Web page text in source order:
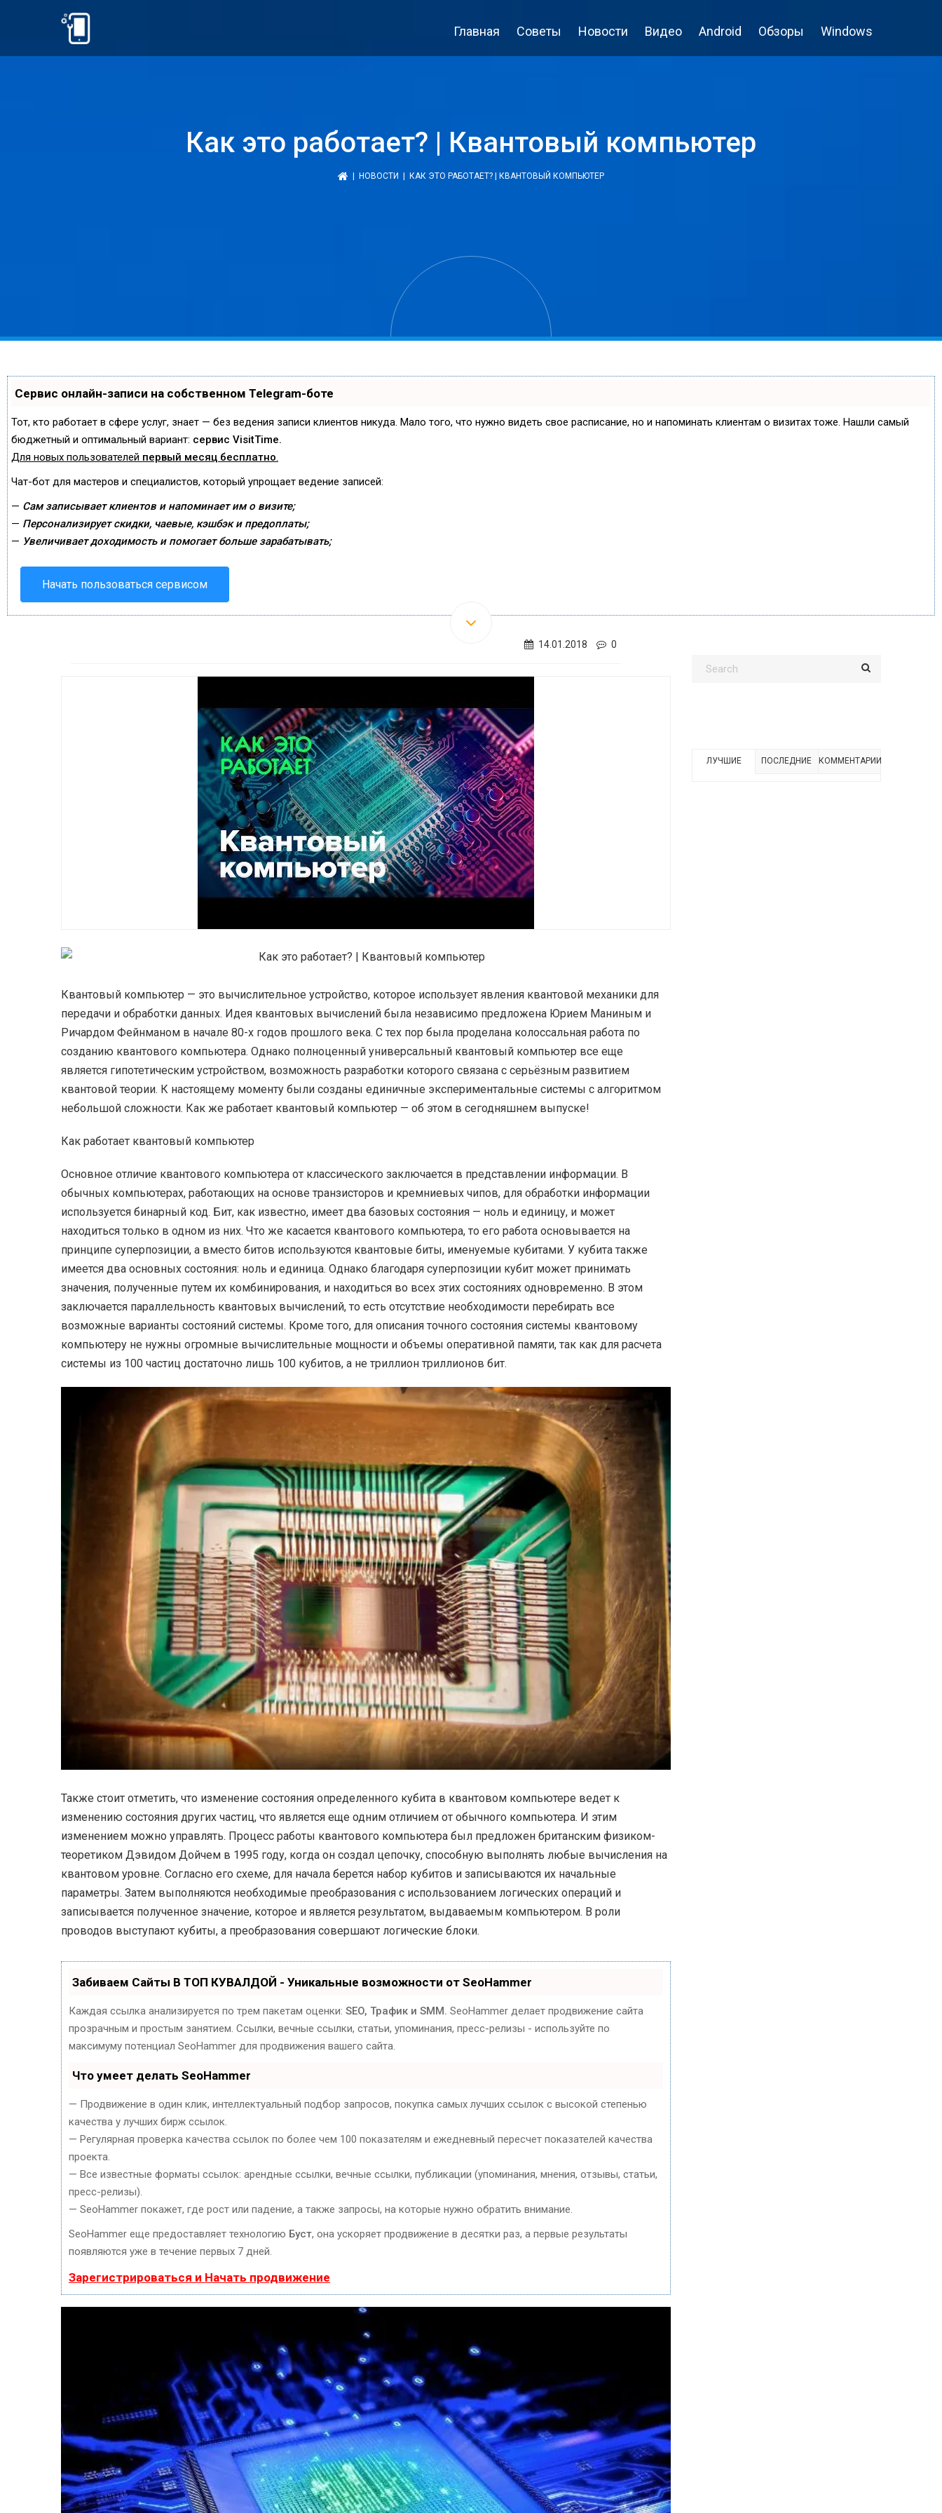
Главная Советы Новости Видео Android Обзоры Windows
Как это работает? | Квантовый компьютер
НОВОСТИ | КАК ЭТО РАБОТАЕТ? | КВАНТОВЫЙ КОМПЬЮТЕР
Сервис онлайн-записи на собственном Telegram-боте
Тот, кто работает в сфере услуг, знает — без ведения записи клиентов никуда. Мало того, что нужно видеть свое расписание, но и напоминать клиентам о визитах тоже. Нашли самый
бюджетный и оптимальный вариант: сервис VisitTime.
Для новых пользователей первый месяц бесплатно.
Чат-бот для мастеров и специалистов, который упрощает ведение записей:
— Сам записывает клиентов и напоминает им о визите;
— Персонализирует скидки, чаевые, кэшбэк и предоплаты;
— Увеличивает доходимость и помогает больше зарабатывать;
Начать пользоваться сервисом
14.01.2018 0
Квантовый компьютер — это вычислительное устройство, которое использует явления квантовой механики для
передачи и обработки данных. Идея квантовых вычислений была независимо предложена Юрием Маниным и
Ричардом Фейнманом в начале 80-х годов прошлого века. С тех пор была проделана колоссальная работа по
созданию квантового компьютера. Однако полноценный универсальный квантовый компьютер все еще
является гипотетическим устройством, возможность разработки которого связана с серьёзным развитием
квантовой теории. К настоящему моменту были созданы единичные экспериментальные системы с алгоритмом
небольшой сложности. Как же работает квантовый компьютер — об этом в сегодняшнем выпуске!
Как работает квантовый компьютер
Основное отличие квантового компьютера от классического заключается в представлении информации. В
обычных компьютерах, работающих на основе транзисторов и кремниевых чипов, для обработки информации
используется бинарный код. Бит, как известно, имеет два базовых состояния — ноль и единицу, и может
находиться только в одном из них. Что же касается квантового компьютера, то его работа основывается на
принципе суперпозиции, а вместо битов используются квантовые биты, именуемые кубитами. У кубита также
имеется два основных состояния: ноль и единица. Однако благодаря суперпозиции кубит может принимать
значения, полученные путем их комбинирования, и находиться во всех этих состояниях одновременно. В этом
заключается параллельность квантовых вычислений, то есть отсутствие необходимости перебирать все
возможные варианты состояний системы. Кроме того, для описания точного состояния системы квантовому
компьютеру не нужны огромные вычислительные мощности и объемы оперативной памяти, так как для расчета
системы из 100 частиц достаточно лишь 100 кубитов, а не триллион триллионов бит.
Также стоит отметить, что изменение состояния определенного кубита в квантовом компьютере ведет к
изменению состояния других частиц, что является еще одним отличием от обычного компьютера. И этим
изменением можно управлять. Процесс работы квантового компьютера был предложен британским физиком-
теоретиком Дэвидом Дойчем в 1995 году, когда он создал цепочку, способную выполнять любые вычисления на
квантовом уровне. Согласно его схеме, для начала берется набор кубитов и записываются их начальные
параметры. Затем выполняются необходимые преобразования с использованием логических операций и
записывается полученное значение, которое и является результатом, выдаваемым компьютером. В роли
проводов выступают кубиты, а преобразования совершают логические блоки.
Забиваем Сайты В ТОП КУВАЛДОЙ - Уникальные возможности от SeoHammer
Каждая ссылка анализируется по трем пакетам оценки: SEO, Трафик и SMM. SeoHammer делает продвижение сайта
прозрачным и простым занятием. Ссылки, вечные ссылки, статьи, упоминания, пресс-релизы - используйте по
максимуму потенциал SeoHammer для продвижения вашего сайта.
Что умеет делать SeoHammer
— Продвижение в один клик, интеллектуальный подбор запросов, покупка самых лучших ссылок с высокой степенью
качества у лучших бирж ссылок.
— Регулярная проверка качества ссылок по более чем 100 показателям и ежедневный пересчет показателей качества
проекта.
— Все известные форматы ссылок: арендные ссылки, вечные ссылки, публикации (упоминания, мнения, отзывы, статьи,
пресс-релизы).
— SeoHammer покажет, где рост или падение, а также запросы, на которые нужно обратить внимание.
SeoHammer еще предоставляет технологию Буст, она ускоряет продвижение в десятки раз, а первые результаты
появляются уже в течение первых 7 дней.
Зарегистрироваться и Начать продвижение
ЛУЧШИЕ ПОСЛЕДНИЕ КОММЕНТАРИИ